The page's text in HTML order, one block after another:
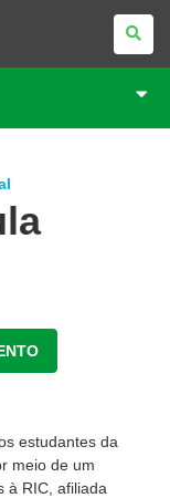
estudantes da
meio de um
à RIC, afiliada